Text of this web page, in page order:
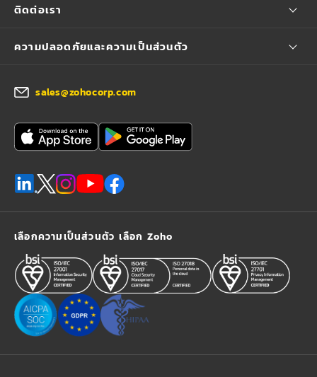
ติดต่อเรา
ความปลอดภัยและความเป็นส่วนตัว
sales@zohocorp.com
เลือกความเป็นส่วนตัว เลือก Zoho